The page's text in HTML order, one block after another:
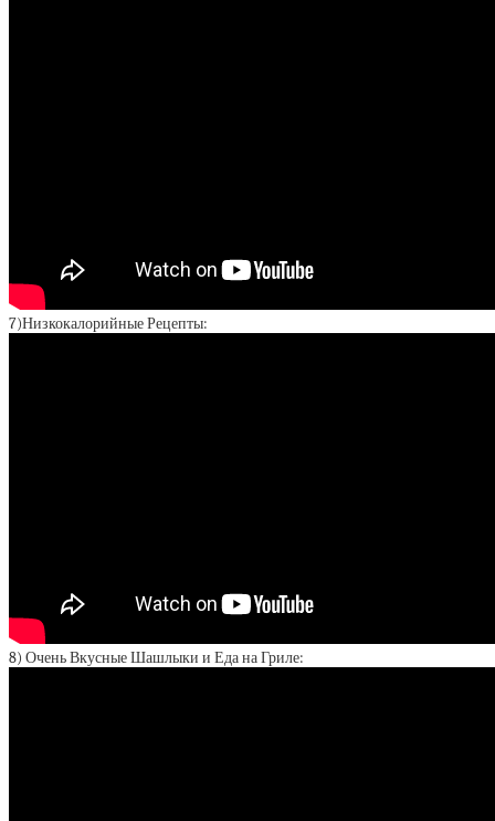
7)Низкокалорийные Рецепты:
8) Очень Вкусные Шашлыки и Еда на Гриле: